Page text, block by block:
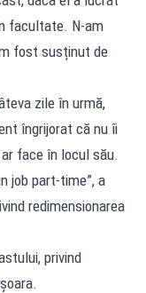
facultate. N-am
fost susținut de
zile în urmă,
îngrijorat că nu îi
face în locul său.
job part-time”, a
redimensionarea
privind